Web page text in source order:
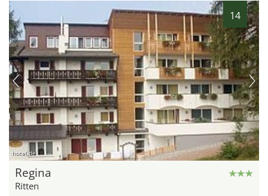
14
hotel.de
Regina
Ritten